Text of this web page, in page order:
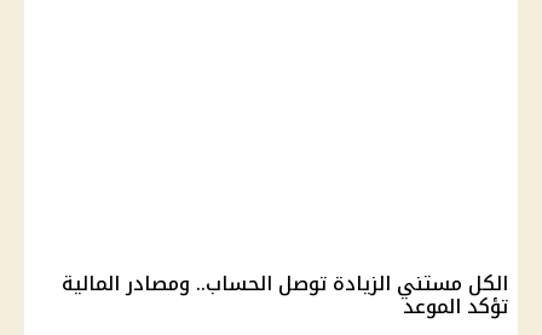
الكل مستني الزيادة توصل الحساب.. ومصادر المالية
تؤكد الموعد